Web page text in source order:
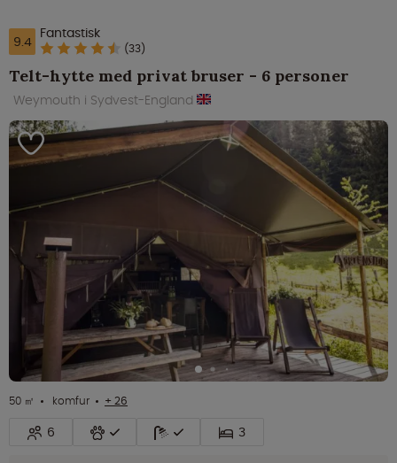
9.4 Fantastisk
(33)
Telt-hytte med privat bruser - 6 personer
Weymouth i Sydvest-England
50 ㎡ komfur + 26
6 3